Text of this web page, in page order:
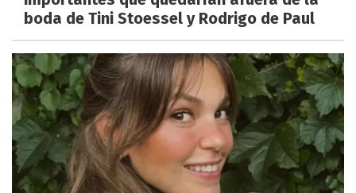
boda de Tini Stoessel y Rodrigo de Paul